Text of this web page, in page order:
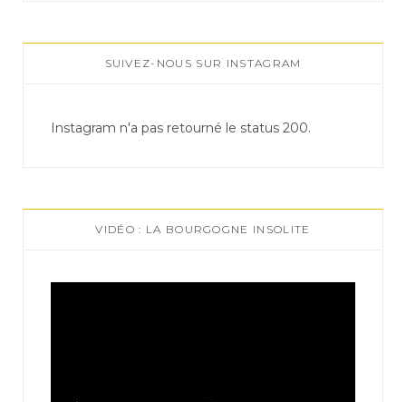
SUIVEZ-NOUS SUR INSTAGRAM
Instagram n'a pas retourné le status 200.
VIDÉO : LA BOURGOGNE INSOLITE